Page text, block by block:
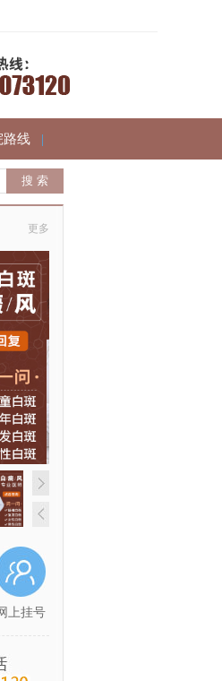
路线 |
更多
上挂号